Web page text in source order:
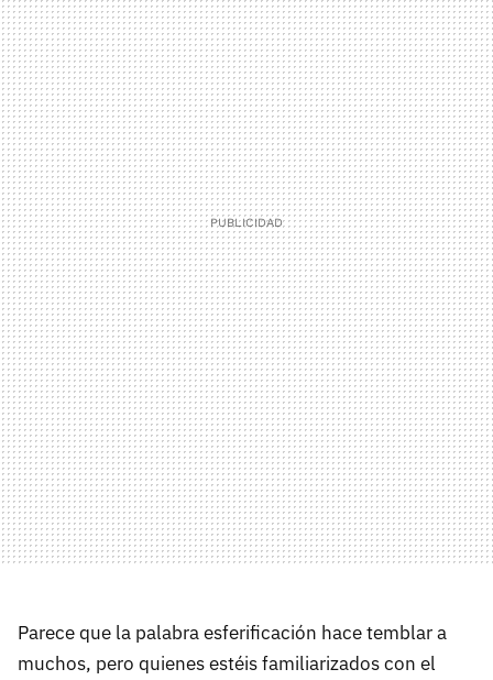
Parece que la palabra esferificación hace temblar a
muchos, pero quienes estéis familiarizados con el